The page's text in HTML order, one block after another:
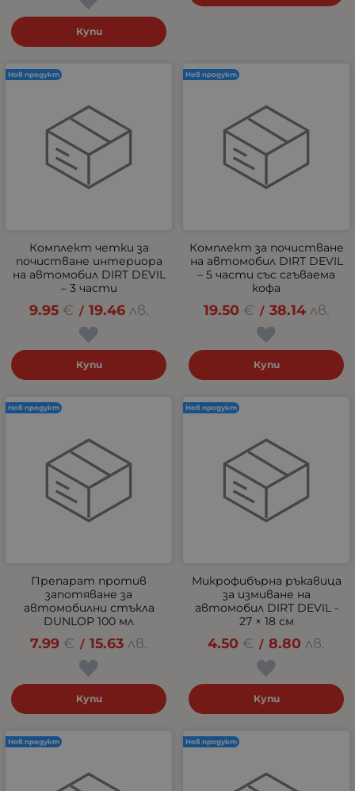
Купи
Комплект четки за
почистване интериора
на автомобил DIRT DEVIL
– 3 части
9.95 € / 19.46 лв.
Купи
Нов продукт
Комплект за почистване
на автомобил DIRT DEVIL
– 5 части със сгъваема
кофа
19.50 € / 38.14 лв.
Купи
Нов продукт
Препарат против
запотяване за
автомобилни стъкла
DUNLOP 100 мл
7.99 € / 15.63 лв.
Купи
Нов продукт
Микрофибърна ръкавица
за измиване на
автомобил DIRT DEVIL -
27 × 18 см
4.50 € / 8.80 лв.
Купи
Нов продукт
Нов продукт Нов продукт